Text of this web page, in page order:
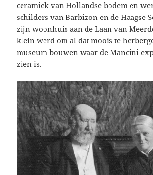
ceramiek van Hollandse bodem en
schilders van Barbizon en de Haagse
zijn woonhuis aan de Laan van
klein werd om al dat moois te
museum bouwen waar de Mancini
zien is.